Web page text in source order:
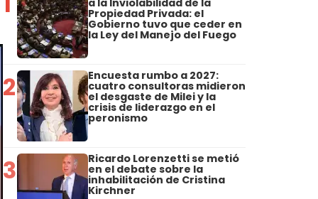
a la Inviolabilidad de la
Propiedad Privada: el
Gobierno tuvo que ceder en
la Ley del Manejo del Fuego
2 Encuesta rumbo a 2027:
cuatro consultoras midieron
el desgaste de Milei y la
crisis de liderazgo en el
peronismo
3 Ricardo Lorenzetti se metió
en el debate sobre la
inhabilitación de Cristina
Kirchner